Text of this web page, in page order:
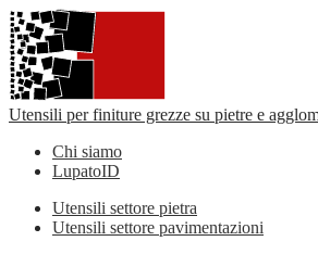
Utensili per finiture grezze su pietre e
Chi siamo
LupatoID
Utensili settore pietra
Utensili settore pavimentazioni